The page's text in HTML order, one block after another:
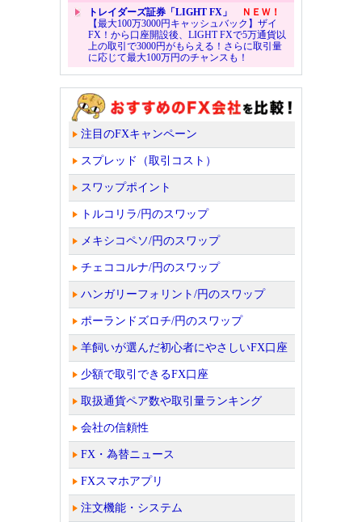
トレイダーズ証券「LIGHT FX」
ＮＥＷ！
【最大100万3000円キャッシュバック】ザイ
FX！から口座開設後、LIGHT FXで5万通貨以
上の取引で3000円がもらえる！さらに取引量
に応じて最大100万円のチャンスも！
注目のFXキャンペーン
スプレッド（取引コスト）
スワップポイント
トルコリラ/円のスワップ
メキシコペソ/円のスワップ
チェココルナ/円のスワップ
ハンガリーフォリント/円のスワップ
ポーランドズロチ/円のスワップ
羊飼いが選んだ初心者にやさしいFX口座
少額で取引できるFX口座
取扱通貨ペア数や取引量ランキング
会社の信頼性
FX・為替ニュース
FXスマホアプリ
注文機能・システム